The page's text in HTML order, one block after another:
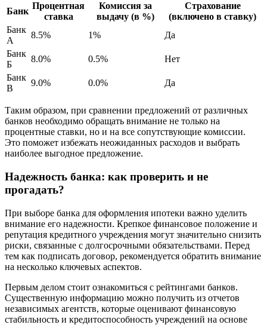
Банк
Процентная
ставка
Комиссия за
выдачу (в %)
Страхование
(включено в ставку)
Банк
А
8.5% 1%
Да
Банк
Б
8.0% 0.5%
Нет
Банк
В
9.0% 0.0% Да
Таким образом, при сравнении предложений от различных
банков необходимо обращать внимание не только на
процентные ставки, но и на все сопутствующие комиссии.
Это поможет избежать неожиданных расходов и выбрать
наиболее выгодное предложение.
Надежность банка: как проверить и не
прогадать?
При выборе банка для оформления ипотеки важно уделить
внимание его надежности. Крепкое финансовое положение и
репутация кредитного учреждения могут значительно снизить
риски, связанные с долгосрочными обязательствами. Перед
тем как подписать договор, рекомендуется обратить внимание
на несколько ключевых аспектов.
Первым делом стоит ознакомиться с рейтингами банков.
Существенную информацию можно получить из отчетов
независимых агентств, которые оценивают финансовую
стабильность и кредитоспособность учреждений на основе